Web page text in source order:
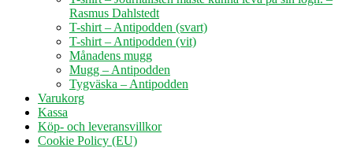
Rasmus Dahlstedt
T-shirt – Antipodden (svart)
T-shirt – Antipodden (vit)
Månadens mugg
Mugg – Antipodden
Tygväska – Antipodden
Varukorg
Kassa
Köp- och leveransvillkor
Cookie Policy (EU)